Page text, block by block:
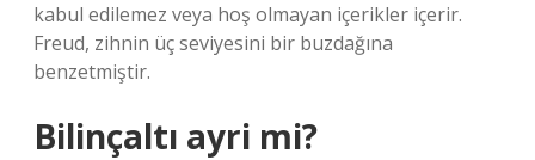
kabul edilemez veya hoş olmayan içerikler içerir.
Freud, zihnin üç seviyesini bir buzdağına
benzetmiştir.
Bilinçaltı ayri mi?